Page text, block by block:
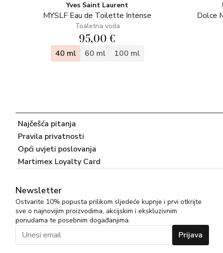
Yves Saint Laurent
MYSLF Eau de Toilette Intense
Toaletna voda
95,00 €
40 ml 60 ml 100 ml
Dolce
Najčešća pitanja
Pravila privatnosti
Opći uvjeti poslovanja
Martimex Loyalty Card
Newsletter
Ostvarite 10% popusta prilikom sljedeće kupnje i prvi otkrijte
sve o najnovijim proizvodima, akcijskim i ekskluzivnim
ponudama te posebnim događanjima.
Prijava